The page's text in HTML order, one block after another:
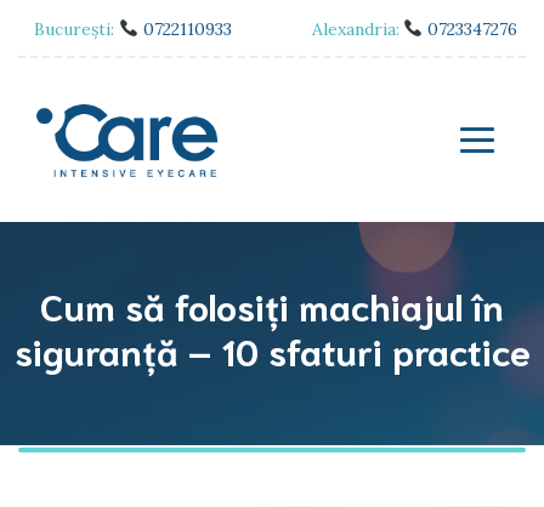
București: 0722110933 Alexandria: 0723347276
Cum să folosiți machiajul în
siguranță – 10 sfaturi practice